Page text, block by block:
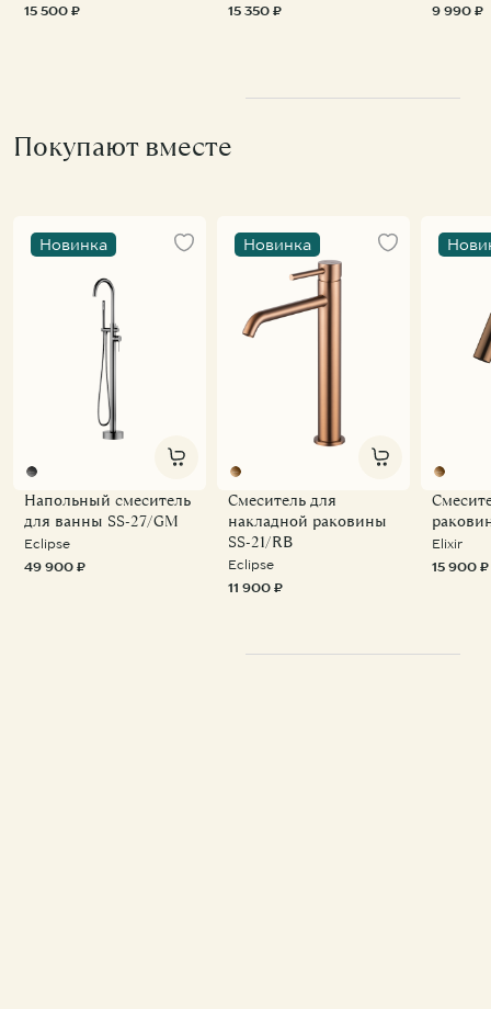
15 500 ₽
15 350 ₽
9 990 ₽
Покупают вместе
Новинка
Напольный смеситель
для ванны SS-27/GM
Eclipse
49 900 ₽
Новинка
Смеситель для
накладной раковины
SS-21/RB
Eclipse
11 900 ₽
Elixir
15 900 ₽